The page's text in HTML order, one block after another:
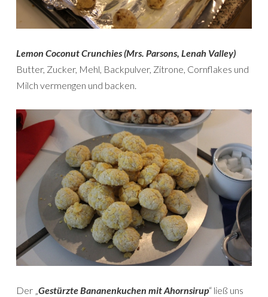
Lemon Coconut Crunchies (Mrs. Parsons, Lenah Valley)
Butter, Zucker, Mehl, Backpulver, Zitrone, Cornflakes und
Milch vermengen und backen.
Der „Gestürzte Bananenkuchen mit Ahornsirup“ ließ uns